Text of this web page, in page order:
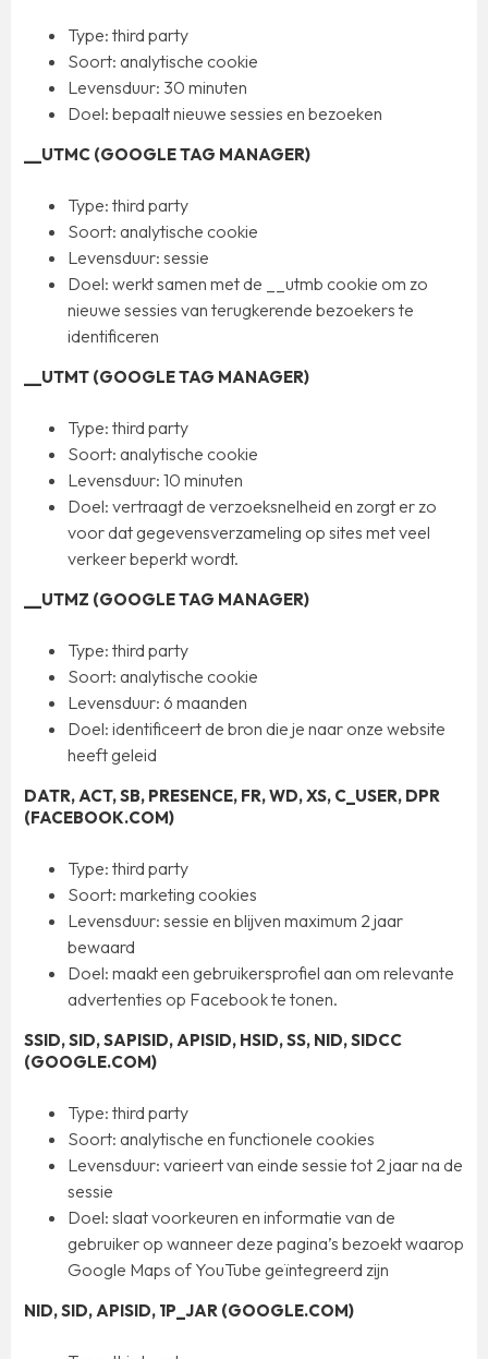
Type: third party
Soort: analytische cookie
­Levensduur: 30 minuten
Doel: bepaalt nieuwe sessies en bezoeken
​​__UTMC (GOOGLE TAG MANAGER)
Type: third party
Soort: analytische cookie
Levensduur: sessie
Doel: werkt samen met de __utmb cookie om zo
nieuwe sessies van terugkerende bezoekers te
identificeren
__UTMT (GOOGLE TAG MANAGER)
Type: third party
Soort: analytische cookie
Levensduur: 10 minuten
Doel: vertraagt de verzoeksnelheid en zorgt er zo
voor dat gegevensverzameling op sites met veel
verkeer beperkt wordt.
__UTMZ (GOOGLE TAG MANAGER)
Type: third party
Soort: analytische cookie
Levensduur: 6 maanden
Doel: identificeert de bron die je naar onze website
heeft geleid
DATR, ACT, SB, PRESENCE, FR, WD, XS, C_USER, DPR
(FACEBOOK.COM)
Type: third party
Soort: marketing cookies
Levensduur: sessie en blijven maximum 2 jaar
bewaard
Doel: maakt een gebruikersprofiel aan om relevante
advertenties op Facebook te tonen.
SSID, SID, SAPISID, APISID, HSID, SS, NID, SIDCC
(GOOGLE.COM)
Type: third party
Soort: analytische en functionele cookies
Levensduur: varieert van einde sessie tot 2 jaar na de
sessie
Doel: slaat voorkeuren en informatie van de
gebruiker op wanneer deze pagina’s bezoekt waarop
Google Maps of YouTube geïntegreerd zijn
NID, SID, APISID, 1P_JAR (GOOGLE.COM)